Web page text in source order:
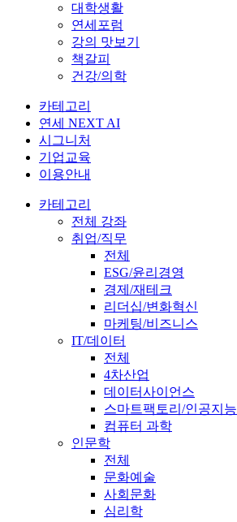
대학생활
연세포럼
강의 맛보기
책갈피
건강/의학
카테고리
연세 NEXT AI
시그니처
기업교육
이용안내
카테고리
전체 강좌
취업/직무
전체
ESG/윤리경영
경제/재테크
리더십/변화혁신
마케팅/비즈니스
IT/데이터
전체
4차산업
데이터사이언스
스마트팩토리/인공지능
컴퓨터 과학
인문학
전체
문화예술
사회문화
심리학